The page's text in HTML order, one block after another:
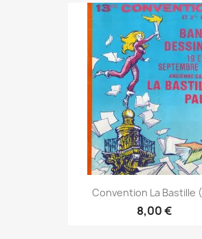
Convention La Bastille
8,00 €